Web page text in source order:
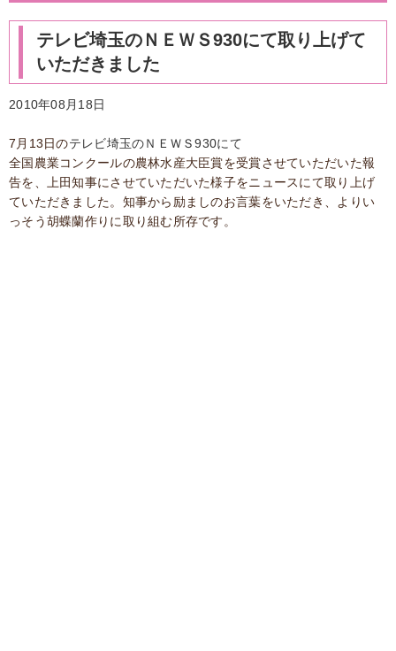
テレビ埼玉のＮＥＷＳ930にて取り上げて
いただきました
2010年08月18日
7月13日のテレビ埼玉のＮＥＷＳ930にて
全国農業コンクールの農林水産大臣賞を受賞させていただいた報
告を、上田知事にさせていただいた様子をニュースにて取り上げ
ていただきました。知事から励ましのお言葉をいただき、よりい
っそう胡蝶蘭作りに取り組む所存です。